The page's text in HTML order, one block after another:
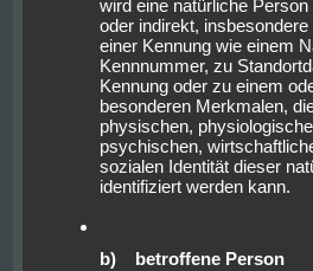
Beeindruckend ist vor allem
über die Entdeckung der
1912 durch Hiram Bingham.
Expedition brachte das längst
immernoch bewohnte Machu
Weltöffentlichkeit.
wird eine natürliche
oder indirekt,
einer Kennung wie einem
Kennnummer, zu
Kennung oder zu einem
besonderen Merkmalen,
physischen,
psychischen,
sozialen Identität dieser
identifiziert werden kann.
b) betroffene Person